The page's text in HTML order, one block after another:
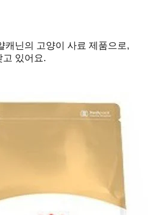
캐닌의 고양이 사료 제품으로,
고 있어요.